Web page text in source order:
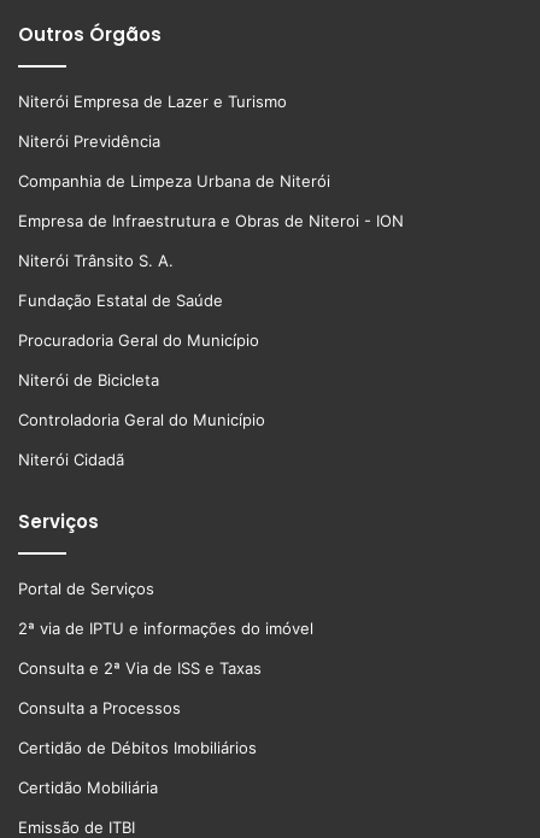
Outros Órgãos
Niterói Empresa de Lazer e Turismo
Niterói Previdência
Companhia de Limpeza Urbana de Niterói
Empresa de Infraestrutura e Obras de Niteroi - ION
Niterói Trânsito S. A.
Fundação Estatal de Saúde
Procuradoria Geral do Município
Niterói de Bicicleta
Controladoria Geral do Município
Niterói Cidadã
Serviços
Portal de Serviços
2ª via de IPTU e informações do imóvel
Consulta e 2ª Via de ISS e Taxas
Consulta a Processos
Certidão de Débitos Imobiliários
Certidão Mobiliária
Emissão de ITBI